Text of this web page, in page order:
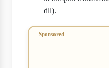
dll).